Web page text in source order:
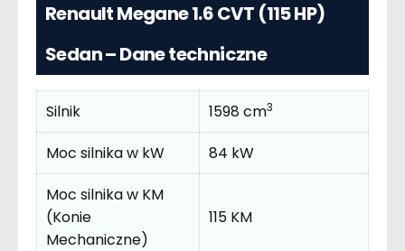
Renault Megane 1.6 CVT (115 HP)
Sedan – Dane techniczne
Silnik 1598 cm3
Moc silnika w kW
84 kW
Moc silnika w KM
(Konie
Mechaniczne)
115 KM